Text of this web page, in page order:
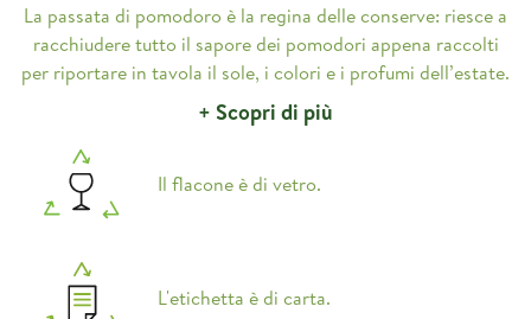
La passata di pomodoro è la regina delle conserve: riesce a
racchiudere tutto il sapore dei pomodori appena raccolti
per riportare in tavola il sole, i colori e i profumi dell’estate.
+ Scopri di più
Il flacone è di vetro.
L'etichetta è di carta.